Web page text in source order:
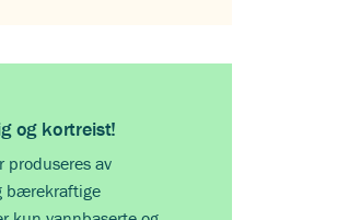
og kortreist!
produseres av
bærekraftige